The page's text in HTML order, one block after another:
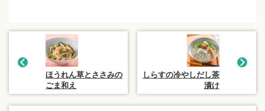
ほうれん草とささみの
ごま和え
しらすの冷やしだし茶
漬け